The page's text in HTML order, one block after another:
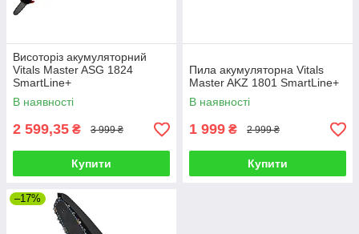
Висоторіз акумуляторний
Vitals Master ASG 1824
SmartLine+
В наявності
2 599,35 ₴ 3 999 ₴
Купити
Пила акумуляторна Vitals
Master AKZ 1801 SmartLine+
В наявності
1 999 ₴ 2 999 ₴
Купити
–17%